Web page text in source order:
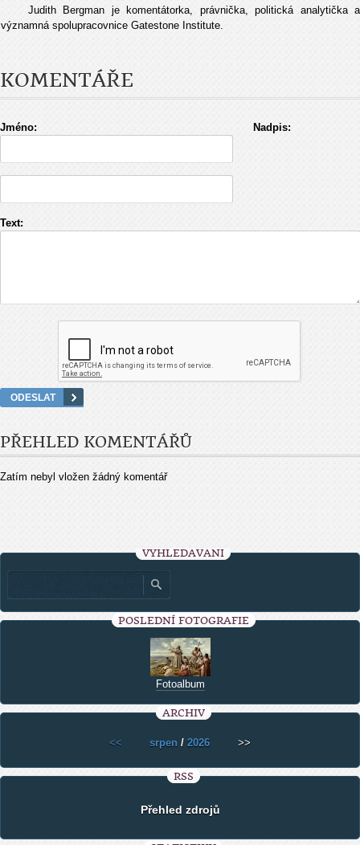
Judith Bergman je komentátorka, právnička, politická analytička a
významná spolupracovnice Gatestone Institute.
KOMENTÁŘE
Jméno: Nadpis:
Text:
PŘEHLED KOMENTÁŘŮ
Zatím nebyl vložen žádný komentář
VYHLEDÁVÁNÍ
POSLEDNÍ FOTOGRAFIE
Fotoalbum
ARCHIV
<< srpen / 2026 >>
RSS
Přehled zdrojů